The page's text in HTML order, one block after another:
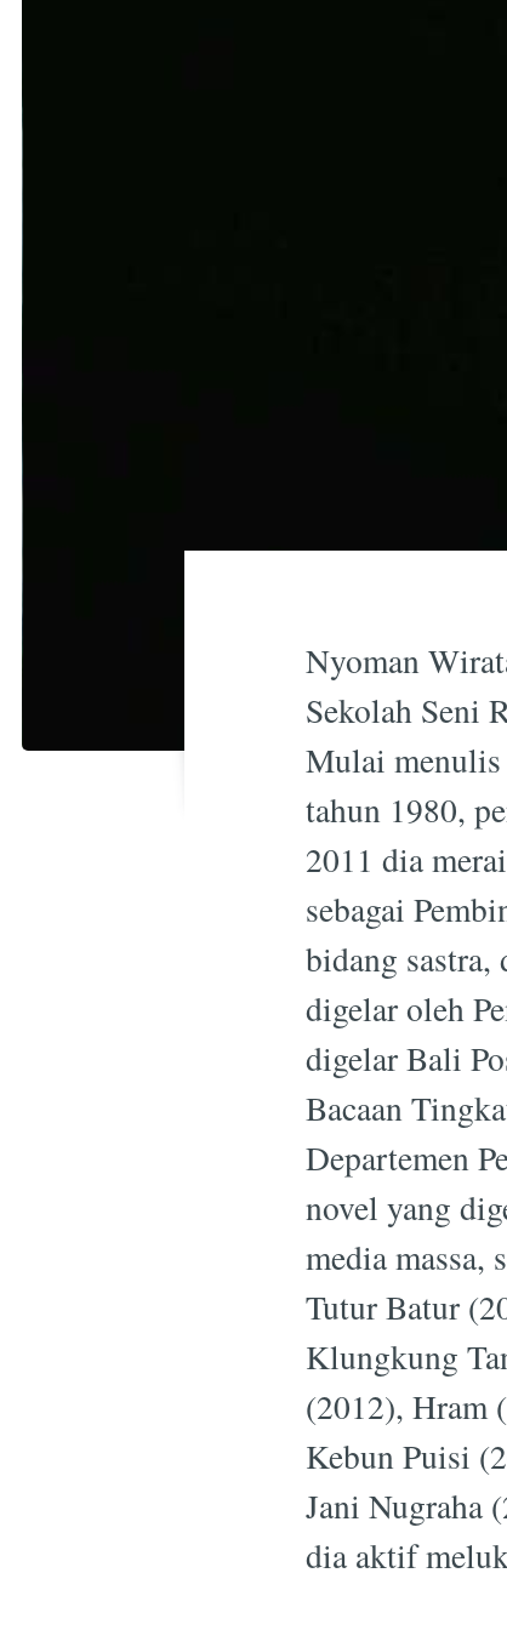
Nyoman
Sekolah Seni
Mulai menulis
tahun 1980,
2011 dia
sebagai
bidang sastra,
digelar oleh
digelar Bali
Bacaan
Departemen
novel yang
media massa,
Tutur Batur
Klungkung
(2012), Hram
Kebun Puisi
Jani Nugraha
dia aktif